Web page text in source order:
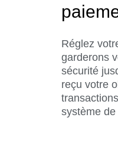
Réglez
garderons
sécurité
reçu votre
système